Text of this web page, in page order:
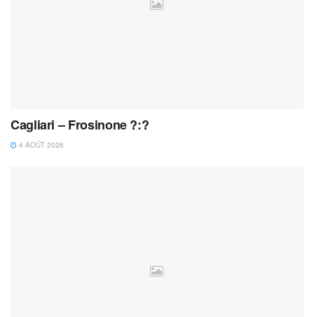
Cagliari – Frosinone ?:?
4 AOÛT 2026